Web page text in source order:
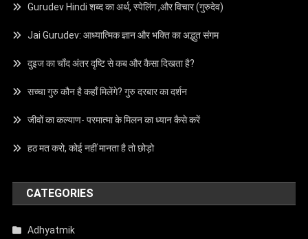
Gurudev Hindi शब्द का अर्थ, स्पेलिंग ,और विचार (गुरुदेव)
Jai Gurudev: आध्यात्मिक ज्ञान और भक्ति का अद्भुत संगम
दुइज का चाँद अंतर दृष्टि से कब और कैसा दिखता है?
सच्चा गुरु कौन है कहाँ मिलेंगे? गुरु दरबार का दर्शन
जीवों का कल्याण- परमात्मा के मिलन का ध्यान कैसे करें
हठ मत करो, कोई नहीं मानता है तो छोड़ो
CATEGORIES
Adhyatmik